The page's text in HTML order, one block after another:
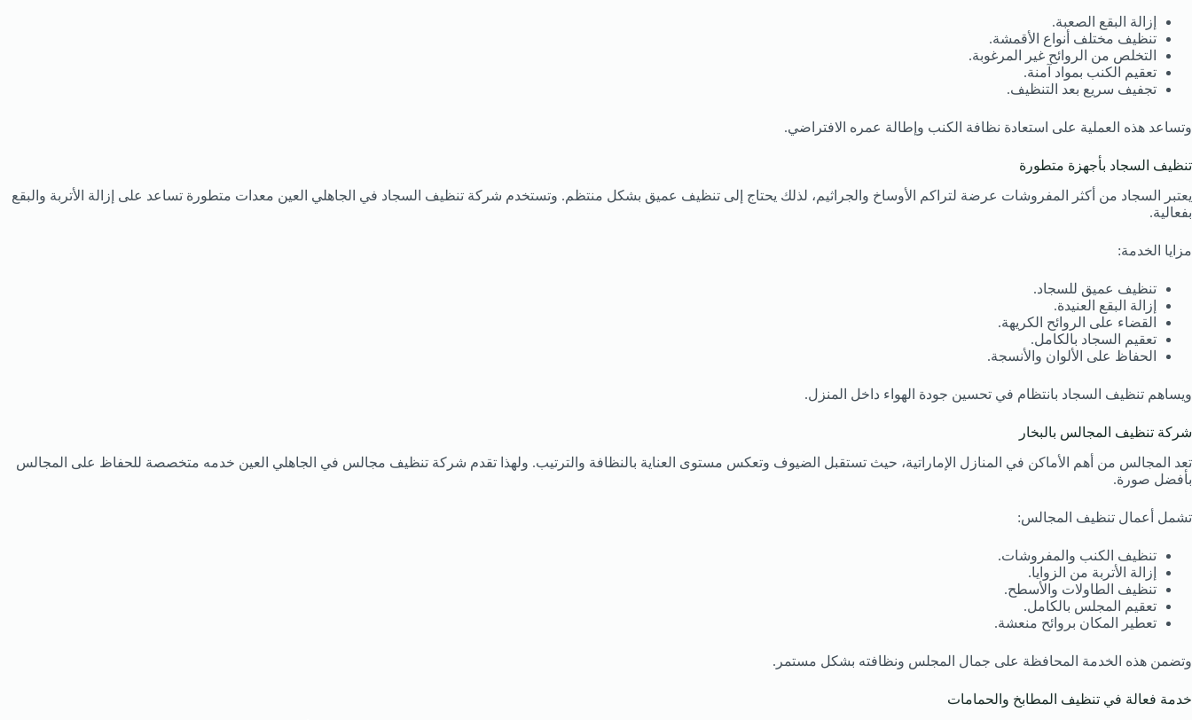
إزالة البقع الصعبة.
تنظيف مختلف أنواع الأقمشة.
التخلص من الروائح غير المرغوبة.
تعقيم الكنب بمواد آمنة.
تجفيف سريع بعد التنظيف.
وتساعد هذه العملية على استعادة نظافة الكنب وإطالة عمره الافتراضي.
تنظيف السجاد بأجهزة متطورة
يعتبر السجاد من أكثر المفروشات عرضة لتراكم الأوساخ والجراثيم، لذلك يحتاج إلى تنظيف عميق بشكل منتظم. وتستخدم شركة تنظيف السجاد في الجاهلي العين معدات متطورة تساعد على إزالة الأتربة والبقع
بفعالية.
مزايا الخدمة:
تنظيف عميق للسجاد.
إزالة البقع العنيدة.
القضاء على الروائح الكريهة.
تعقيم السجاد بالكامل.
الحفاظ على الألوان والأنسجة.
ويساهم تنظيف السجاد بانتظام في تحسين جودة الهواء داخل المنزل.
شركة تنظيف المجالس بالبخار
تعد المجالس من أهم الأماكن في المنازل الإماراتية، حيث تستقبل الضيوف وتعكس مستوى العناية بالنظافة والترتيب. ولهذا تقدم شركة تنظيف مجالس في الجاهلي العين خدمه متخصصة للحفاظ على المجالس
بأفضل صورة.
تشمل أعمال تنظيف المجالس:
تنظيف الكنب والمفروشات.
إزالة الأتربة من الزوايا.
تنظيف الطاولات والأسطح.
تعقيم المجلس بالكامل.
تعطير المكان بروائح منعشة.
وتضمن هذه الخدمة المحافظة على جمال المجلس ونظافته بشكل مستمر.
خدمة فعالة في تنظيف المطابخ والحمامات